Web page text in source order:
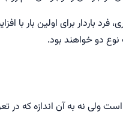
باردار برای اولین بار با
نوع دو خواهند بود.
است ولی نه به آن اندازه که